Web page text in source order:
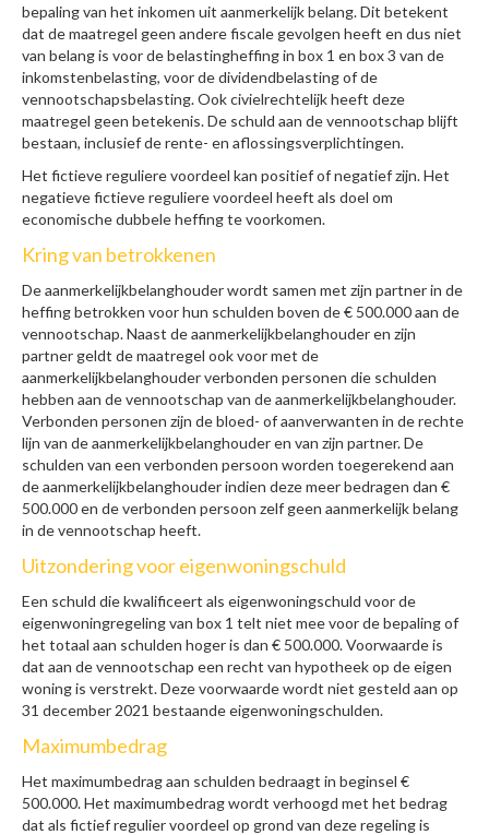
bepaling van het inkomen uit aanmerkelijk belang. Dit betekent
dat de maatregel geen andere fiscale gevolgen heeft en dus niet
van belang is voor de belastingheffing in box 1 en box 3 van de
inkomstenbelasting, voor de dividendbelasting of de
vennootschapsbelasting. Ook civielrechtelijk heeft deze
maatregel geen betekenis. De schuld aan de vennootschap blijft
bestaan, inclusief de rente- en aflossingsverplichtingen.
Het fictieve reguliere voordeel kan positief of negatief zijn. Het
negatieve fictieve reguliere voordeel heeft als doel om
economische dubbele heffing te voorkomen.
Kring van betrokkenen
De aanmerkelijkbelanghouder wordt samen met zijn partner in de
heffing betrokken voor hun schulden boven de € 500.000 aan de
vennootschap. Naast de aanmerkelijkbelanghouder en zijn
partner geldt de maatregel ook voor met de
aanmerkelijkbelanghouder verbonden personen die schulden
hebben aan de vennootschap van de aanmerkelijkbelanghouder.
Verbonden personen zijn de bloed- of aanverwanten in de rechte
lijn van de aanmerkelijkbelanghouder en van zijn partner. De
schulden van een verbonden persoon worden toegerekend aan
de aanmerkelijkbelanghouder indien deze meer bedragen dan €
500.000 en de verbonden persoon zelf geen aanmerkelijk belang
in de vennootschap heeft.
Uitzondering voor eigenwoningschuld
Een schuld die kwalificeert als eigenwoningschuld voor de
eigenwoningregeling van box 1 telt niet mee voor de bepaling of
het totaal aan schulden hoger is dan € 500.000. Voorwaarde is
dat aan de vennootschap een recht van hypotheek op de eigen
woning is verstrekt. Deze voorwaarde wordt niet gesteld aan op
31 december 2021 bestaande eigenwoningschulden.
Maximumbedrag
Het maximumbedrag aan schulden bedraagt in beginsel €
500.000. Het maximumbedrag wordt verhoogd met het bedrag
dat als fictief regulier voordeel op grond van deze regeling is